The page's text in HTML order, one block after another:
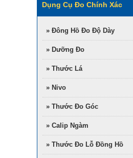
Dụng Cụ Đo Chính Xác
» Đông Hồ Đo Độ Dày
» Dưỡng Đo
» Thước Lá
» Nivo
» Thước Đo Góc
» Calip Ngàm
» Thước Đo Lỗ Đồng Hồ